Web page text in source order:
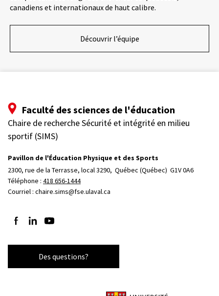
canadiens et internationaux de haut calibre.
Découvrir l’équipe
Faculté des sciences de l'éducation
Chaire de recherche Sécurité et intégrité en milieu
sportif (SIMS)
Pavillon de l'Éducation Physique et des Sports
2300, rue de la Terrasse, local 3290, Québec (Québec)  G1V 0A6
Téléphone : 418 656-1444
Courriel : chaire.sims@fse.ulaval.ca
Suivez-nous sur Facebook
Suivez-nous sur LinkedIn
Suivez-nous sur YouTube
Des questions?